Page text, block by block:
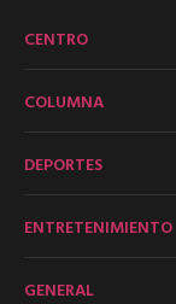
CENTRO
COLUMNA
DEPORTES
ENTRETENIMIENTO
GENERAL